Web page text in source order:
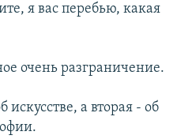
я вас перебью, какая
очень разграничение.
искусстве, а вторая - об